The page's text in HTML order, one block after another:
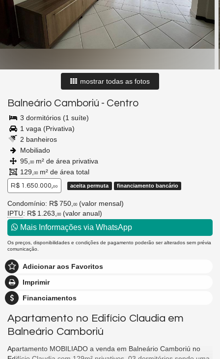
mostrar todas as fotos
Balneário Camboriú - Centro
3 dormitórios (1 suíte)
1 vaga (Privativa)
2 banheiros
Mobiliado
95, 00 m² de área privativa
129, 00 m² de área total
R$ 1.650.000,00 aceita permuta financiamento bancário
Condomínio: R$ 750, 00 (valor mensal)
IPTU: R$ 1.263, 00 (valor anual)
Mais Informações via WhatsApp
Os preços, disponibilidades e condições de pagamento poderão ser alterados sem prévia
comunicação.
Adicionar aos Favoritos
Imprimir
Financiamentos
Apartamento no Edifício Claudia em
Balneário Camboriú
Apartamento MOBILIADO a venda em Balneário Camboriú no